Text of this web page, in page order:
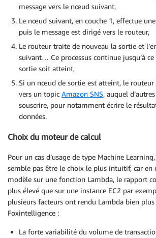
message vers le nœud suivant,
Le nœud suivant, en couche 1, effectue
puis le message est dirigé vers le routeur,
Le routeur traite de nouveau la sortie et
suivant… Ce processus continue jusqu’à
sortie soit atteint,
Si un nœud de sortie est atteint, le routeur
vers un topic Amazon SNS, auquel
souscrire, pour notamment écrire le
données.
Choix du moteur de calcul
Pour un cas d’usage de type Machine
semble pas être le choix le plus intuitif, car en
modèle sur une fonction Lambda, le rapport
plus élevé que sur une instance EC2 par
plusieurs facteurs ont rendu Lambda bien
Foxintelligence :
La forte variabilité du volume de